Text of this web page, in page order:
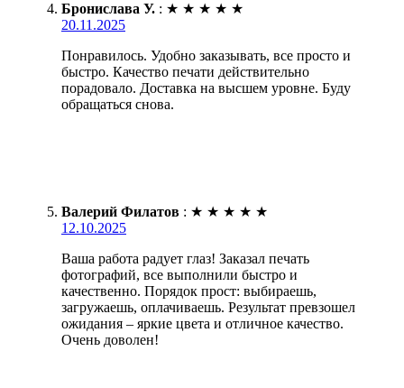
Бронислава У. : ★ ★ ★ ★ ★
20.11.2025
Понравилось. Удобно заказывать, все просто и
быстро. Качество печати действительно
порадовало. Доставка на высшем уровне. Буду
обращаться снова.
Валерий Филатов : ★ ★ ★ ★ ★
12.10.2025
Ваша работа радует глаз! Заказал печать
фотографий, все выполнили быстро и
качественно. Порядок прост: выбираешь,
загружаешь, оплачиваешь. Результат превзошел
ожидания – яркие цвета и отличное качество.
Очень доволен!